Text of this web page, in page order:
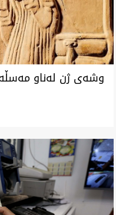
وشەی ژن لەناو